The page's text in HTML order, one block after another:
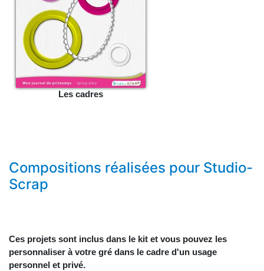
Les cadres
Compositions réalisées pour Studio-
Scrap
Ces projets sont inclus dans le kit et vous pouvez les
personnaliser à votre gré dans le cadre d'un usage
personnel et privé.